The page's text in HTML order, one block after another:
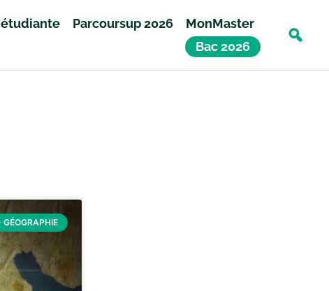
Parcoursup 2026
MonMaster
Bac 2026
GÉOGRAPHIE